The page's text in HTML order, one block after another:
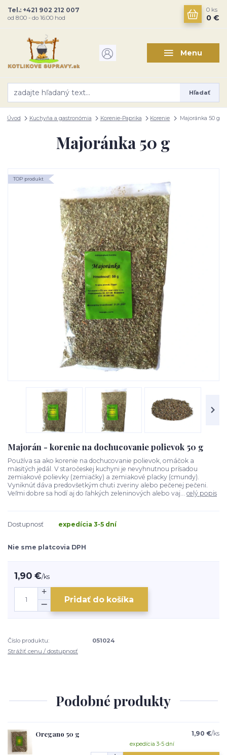
Menu
Hľadať
Tel.: +421 902 212 007
od 8:00 - do 16:00 hod
0 ks
0 €
Úvod Kuchyňa a gastronómia Korenie-Paprika Korenie Majoránka 50 g
Majoránka 50 g
TOP produkt
Majorán - korenie na dochucovanie polievok 50 g
Používa sa ako korenie na dochucovanie polievok, omáčok a
mäsitých jedál. V staročeskej kuchyni je nevyhnutnou prísadou
zemiakové polievky (zemiačky) a zemiakové placky (cmundy).
Vyniknúť dáva predovšetkým chuti zveriny alebo pečenej pečeni.
Veľmi dobre sa hodí aj do ľahkých zeleninových alebo vaj... celý popis
Dostupnosť expedícia 3-5 dní
Nie sme platcovia DPH
1,90 €/ks
Pridať do košíka
Číslo produktu:
051024
Strážiť cenu / dostupnosť
Podobné produkty
Oregano 50 g 1,90 €/ks
expedícia 3-5 dní